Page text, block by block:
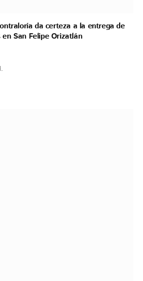
da certeza a la entrega de
San Felipe Orizatlán